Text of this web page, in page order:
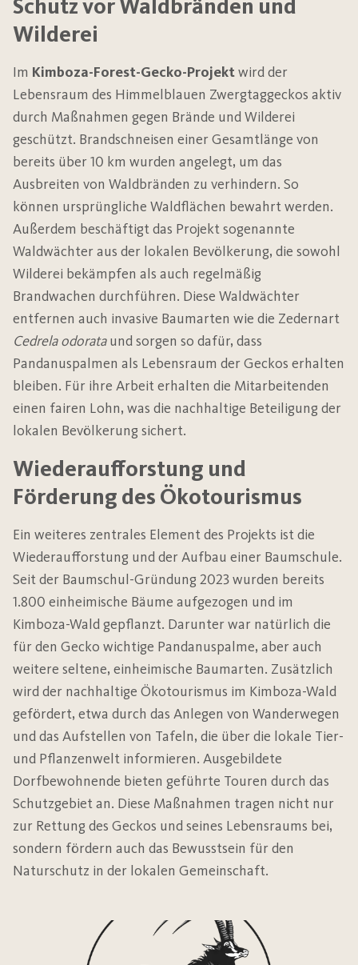
Schutz vor Waldbränden und
Wilderei
Im Kimboza-Forest-Gecko-Projektwird der
Lebensraum des Himmelblauen Zwergtaggeckos aktiv
durch Maßnahmen gegen Brände und Wilderei
geschützt. Brandschneisen einer Gesamtlänge von
bereits über 10 km wurden angelegt, um das
Ausbreiten von Waldbränden zu verhindern. So
können ursprüngliche Waldflächen bewahrt werden.
Außerdem beschäftigt das Projekt sogenannte
Waldwächter aus der lokalen Bevölkerung, die sowohl
Wilderei bekämpfen als auch regelmäßig
Brandwachen durchführen. Diese Waldwächter
entfernen auch invasive Baumarten wie die Zedernart
Cedrela odorataund sorgen so dafür, dass
Pandanuspalmen als Lebensraum der Geckos erhalten
bleiben. Für ihre Arbeit erhalten die Mitarbeitenden
einen fairen Lohn, was die nachhaltige Beteiligung der
lokalen Bevölkerung sichert.
Wiederaufforstung und
Förderung des Ökotourismus
Ein weiteres zentrales Element des Projekts ist die
Wiederaufforstung und der Aufbau einer Baumschule.
Seit der Baumschul-Gründung 2023 wurden bereits
1.800 einheimische Bäume aufgezogen und im
Kimboza-Wald gepflanzt. Darunter war natürlich die
für den Gecko wichtige Pandanuspalme, aber auch
weitere seltene, einheimische Baumarten. Zusätzlich
wird der nachhaltige Ökotourismus im Kimboza-Wald
gefördert, etwa durch das Anlegen von Wanderwegen
und das Aufstellen von Tafeln, die über die lokale Tier-
und Pflanzenwelt informieren. Ausgebildete
Dorfbewohnende bieten geführte Touren durch das
Schutzgebiet an. Diese Maßnahmen tragen nicht nur
zur Rettung des Geckos und seines Lebensraums bei,
sondern fördern auch das Bewusstsein für den
Naturschutz in der lokalen Gemeinschaft.